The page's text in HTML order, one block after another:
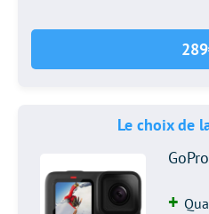
Le choix de